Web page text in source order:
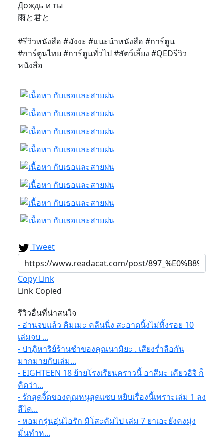
Дождь и ты
雨と君と
#รีวิวหนังสือ #มังงะ #แนะนำหนังสือ #การ์ตูน
#การ์ตูนไทย #การ์ตูนทั่วไป #สัตว์เลี้ยง #QEDรีวิว
หนังสือ
Tweet
Copy Link
Link Copied
รีวิวอื่นที่น่าสนใจ
- อ่านจบแล้ว คิมเมะ คลีนนิ่ง สะอาดนิ้งไม่ทิ้งรอย 10
เล่มจบ ...
- ปาฏิหาริย์ร้านชำของคุณนามิยะ . เสียงร่ำลือกัน
มากมายกับเล่ม...
- EIGHTEEN 18 ย้ายโรงเรียนคราวนี้ อาสึมะ เคียวอิจิ ก็
คิดว่า...
- รักสุดจี๊ดของคุณหนูสุดแซบ หยิบเรื่องนี้เพราะเล่ม 1 ลง
สีได...
- หอมกรุ่นอุ่นไอรัก มิโสะคัมไป เล่ม 7 ยาเอะยังคงมุ่ง
มั่นทำห...